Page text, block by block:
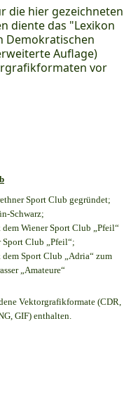
die hier gezeichneten
diente das "Lexikon
Demokratischen
Auflage)
vor
Sport Club gegründet;
Schwarz;
Wiener Sport Club „Pfeil“
Sport Club „Pfeil“;
Sport Club „Adria“ zum
„Amateure“
Vektorgrafikformate (CDR,
GIF) enthalten.